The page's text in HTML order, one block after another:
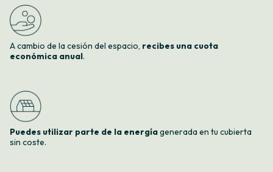
A cambio de la cesión del espacio, recibes una cuota
económica anual.
Puedes utilizar parte de la energíagenerada en tu cubierta
sin coste.